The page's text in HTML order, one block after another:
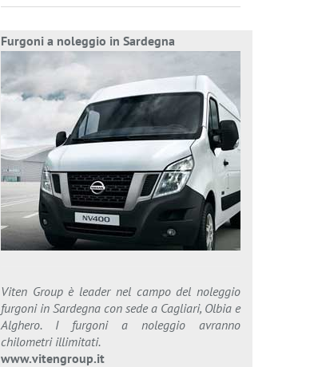
Furgoni a noleggio in Sardegna
Viten Group è leader nel campo del noleggio
furgoni in Sardegna con sede a Cagliari, Olbia e
Alghero. I furgoni a noleggio avranno
chilometri illimitati.
www.vitengroup.it